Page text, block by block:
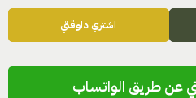
اشتري دلوقتي
عن طريق الواتساب